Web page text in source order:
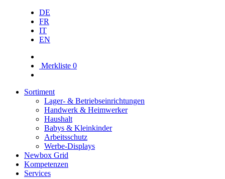
DE
FR
IT
EN
Merkliste 0
Sortiment
Lager- & Betriebs­einrichtungen
Handwerk & Heimwerker
Haushalt
Babys & Kleinkinder
Arbeitsschutz
Werbe-Displays
Newbox Grid
Kompetenzen
Services